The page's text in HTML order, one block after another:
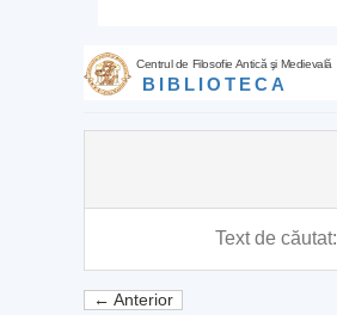
Centrul de Filosofie Antică şi Medievală
BIBLIOTECA
Text de căutat:
← Anterior